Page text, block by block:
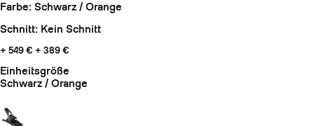
Farbe: Schwarz / Orange
Schnitt: Kein Schnitt
+ 549 € + 389 €
Einheitsgröße
Schwarz / Orange